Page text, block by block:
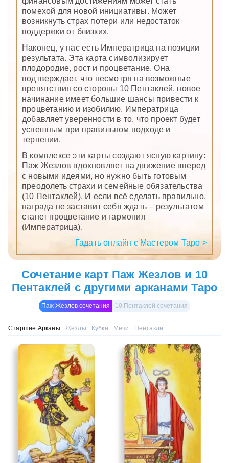
помехой для новой инициативы. Может
возникнуть страх потери или недостаток
поддержки от близких.
Наконец, у нас есть Императрица на позиции
результата. Эта карта символизирует
плодородие, рост и процветание. Она
подтверждает, что несмотря на возможные
препятствия со стороны 10 Пентаклей, новое
начинание имеет большие шансы привести к
процветанию и изобилию. Императрица
добавляет уверенности в то, что проект будет
успешным при правильном подходе и
терпении.
В комплексе эти карты создают ясную картину:
Паж Жезлов вдохновляет на движение вперед
с новыми идеями, но нужно быть готовым
преодолеть страхи и семейные обязательства
(10 Пентаклей). И если всё сделать правильно,
награда не заставит себя ждать – результатом
станет процветание и гармония
(Императрица).
Гадать онлайн с Мастером Таро >
Сочетание карт Паж Жезлов и 10
Пентаклей с другими арканами Таро
Паж Жезлов сочетания 10 Пентаклей сочетания
Старшие Арканы Жезлы Кубки Мечи Пентакли